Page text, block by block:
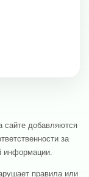
сайте добавляются
за
информации.
правила или